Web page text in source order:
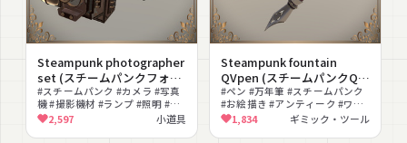
Steampunk photographer
set (スチームパンクフォト
グラファーセット)
#スチームパンク #カメラ #写真
機 #撮影機材 #ランプ #照明 #メ
ガネ #帽子 #アンティーク #レト
2,597 小道具
Steampunk fountain
QVpen (スチームパンクQV
み鉛筆)
#ペン #万年筆 #スチームパンク
#お絵描き #アンティーク #ワー
ルドギミック #撮影向け #発光 #
ガラス #QvPen
1,834 ギミック・ツール